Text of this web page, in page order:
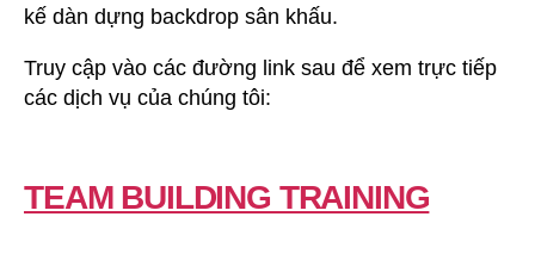
kế dàn dựng backdrop sân khấu.
Truy cập vào các đường link sau để xem trực tiếp
các dịch vụ của chúng tôi:
TEAM BUILDING TRAINING